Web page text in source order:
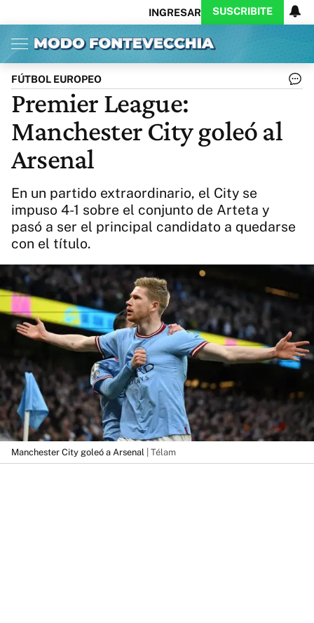
INGRESAR SUSCRIBITE
Inicio Ahora
Opinión
Política
Ciencia
Cultura
Arte
Internacional
Deportes
CARAS
Exitoina
Turismo
Videos
Business
Caras
Exitoina
Gaming
Vivo
Diario del Juicio
Actualidad
FÚTBOL EUROPEO
Premier League:
Manchester City goleó al
Arsenal
En un partido extraordinario, el City se
impuso 4-1 sobre el conjunto de Arteta y
pasó a ser el principal candidato a quedarse
con el título.
Manchester City goleó a Arsenal | Télam